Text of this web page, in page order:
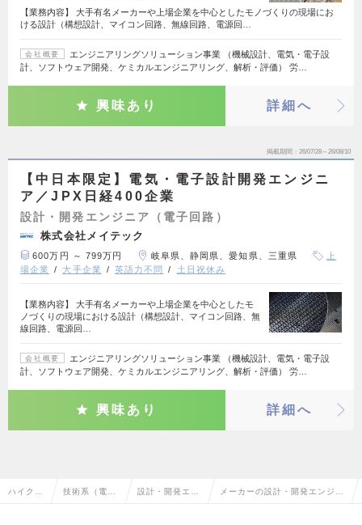
【業務内容】 大手有名メーカーや上場企業を中心としたモノづくりの現場にお
ける設計（構想設計、マイコン回路、無線回路、電源回…
会社概要
エンジニアリングソリューション事業 （機械設計、電気・電子設
計、ソフトウェア開発、ケミカルエンジニアリング、解析・評価） 労…
興味あり 詳細へ
掲載期間 26/07/28～26/08/10
【中日本限定】電気・電子設計開発エンジニ
ア／JPX日経400企業
設計・開発エンジニア（電子回路）
株式会社メイテック
600万円 ～ 799万円 岐阜県、静岡県、愛知県、三重県
上
場企業
大手企業 英語力不問 土日祝休み
【業務内容】 大手有名メーカーや上場企業を中心としたモ
ノづくりの現場における設計（構想設計、マイコン回路、無
線回路、電源回…
会社概要
エンジニアリングソリューション事業 （機械設計、電気・電子設
計、ソフトウェア開発、ケミカルエンジニアリング、解析・評価） 労…
興味あり 詳細へ
ハイクラ 技術系（電 設計・開発エン メーカーの設計・開発エンジニ